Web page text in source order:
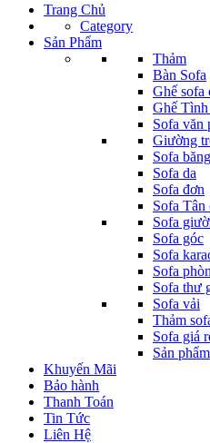
Trang Chủ
Category
Sản Phẩm
Thảm
Bàn Sofa
Ghế sofa
Ghế
Sofa văn
Giường
Sofa băng
Sofa da
Sofa đơn
Sofa Tân
Sofa
Sofa góc
Sofa
Sofa
Sofa thư
Sofa vải
Thảm
Sofa giá
Sản
Khuyến Mãi
Bảo hành
Thanh Toán
Tin Tức
Liên Hệ